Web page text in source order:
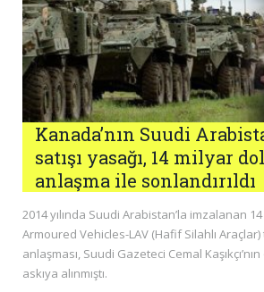
Kanada’nın Suudi
satışı yasağı, 14 milyar
anlaşma ile sonlandırıldı
2014 yılında Suudi Arabistan’la imzalanan
Armoured Vehicles-LAV (Hafif Silahlı Araçlar)
anlaşması, Suudi Gazeteci Cemal
askıya alınmıştı.